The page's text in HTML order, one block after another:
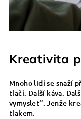
Kreativita
Mnoho lidí se snaží
tlačí. Další káva.
vymyslet“. Jenže
tlakem.